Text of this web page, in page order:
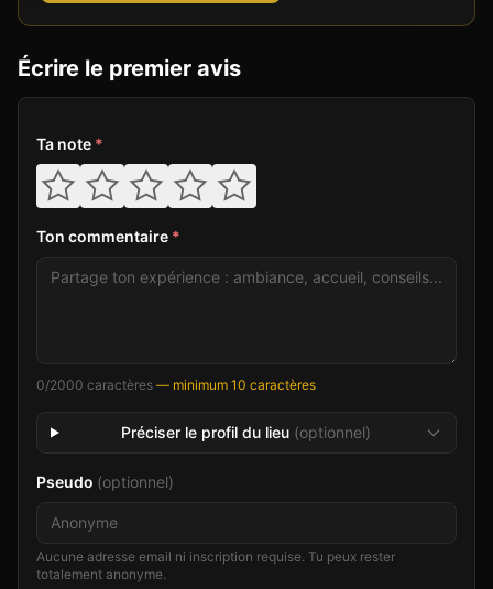
Écrire le premier avis
Ta note *
Ton commentaire *
0/2000 caractères — minimum 10 caractères
Préciser le profil du lieu (optionnel)
Pseudo (optionnel)
Aucune adresse email ni inscription requise. Tu peux rester
totalement anonyme.